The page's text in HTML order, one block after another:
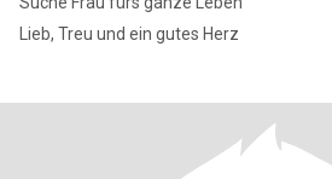
Lieb, Treu und ein gutes Herz